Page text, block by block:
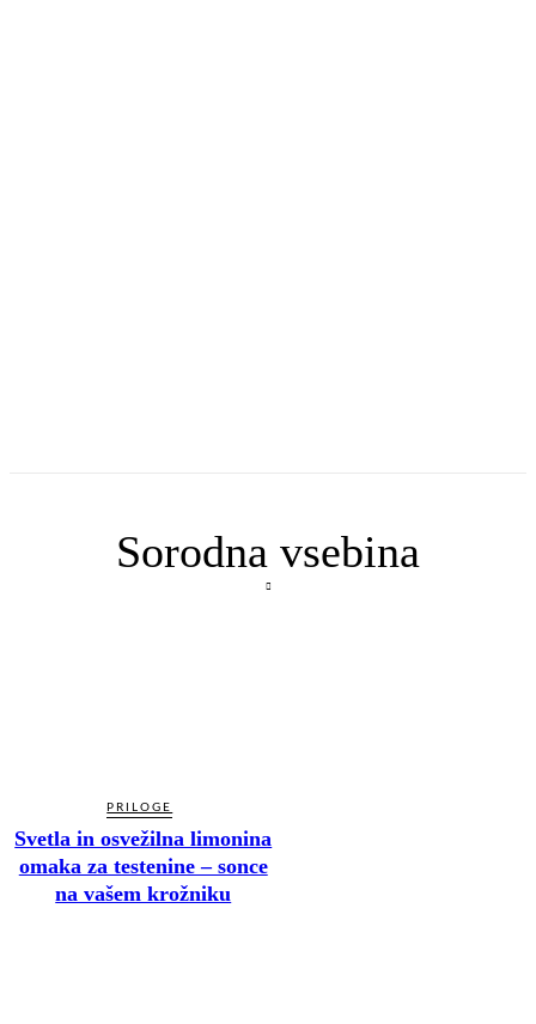
Sorodna vsebina
PRILOGE
Svetla in osvežilna limonina
omaka za testenine – sonce
na vašem krožniku